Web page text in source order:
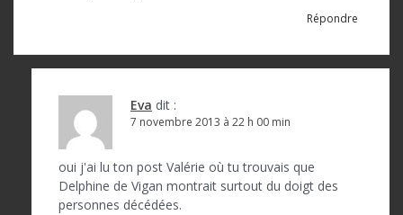
Répondre
Eva dit :
7 novembre 2013 à 22 h 00 min
oui j'ai lu ton post Valérie où tu trouvais que
Delphine de Vigan montrait surtout du doigt des
personnes décédées.